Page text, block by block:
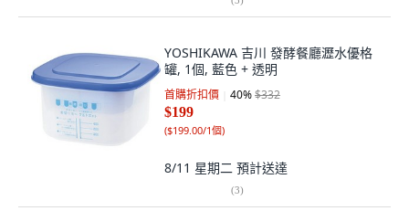
YOSHIKAWA 吉川 發酵餐廳瀝水優格
罐, 1個, 藍色 + 透明
首購折扣價 40%$332
$199
($199.00/1個)
8/11 星期二 預計送達
(3)